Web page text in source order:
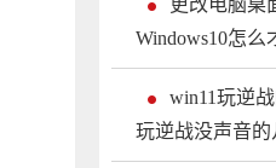
Windows10怎么
win11玩逆
玩逆战没声音